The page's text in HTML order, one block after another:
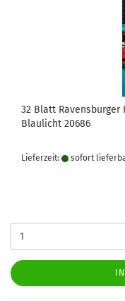
32 Blatt
Blaulicht 20686
Lieferzeit: sofort